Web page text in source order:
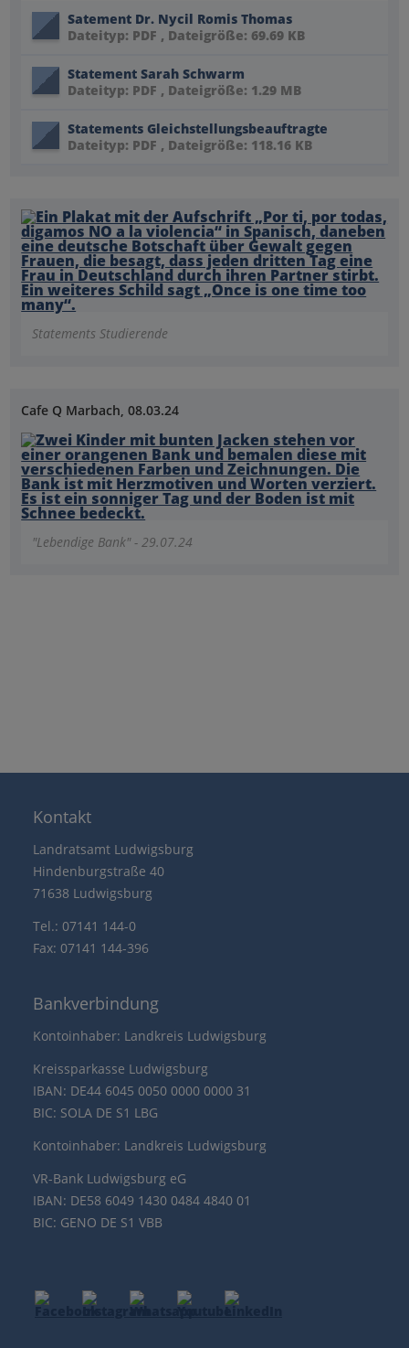
Satement Dr. Nycil Romis Thomas
Dateityp: PDF , Dateigröße: 69.69 KB
Statement Sarah Schwarm
Dateityp: PDF , Dateigröße: 1.29 MB
Statements Gleichstellungsbeauftragte
Dateityp: PDF , Dateigröße: 118.16 KB
Statements Studierende
Cafe Q Marbach, 08.03.24
"Lebendige Bank" - 29.07.24
Kontakt
Landratsamt Ludwigsburg
Hindenburgstraße 40
71638 Ludwigsburg
Tel.: 07141 144-0
Fax: 07141 144-396
Bankverbindung
Kontoinhaber: Landkreis Ludwigsburg
Kreissparkasse Ludwigsburg
IBAN: DE44 6045 0050 0000 0000 31
BIC: SOLA DE S1 LBG
Kontoinhaber: Landkreis Ludwigsburg
VR-Bank Ludwigsburg eG
IBAN: DE58 6049 1430 0484 4840 01
BIC: GENO DE S1 VBB